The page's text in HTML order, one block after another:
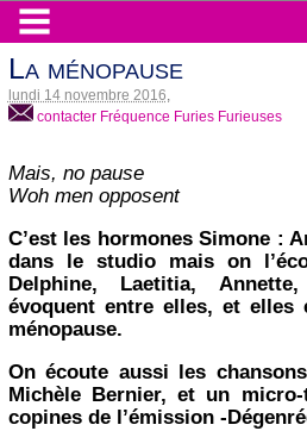
La ménopause
lundi 14 novembre 2016
contacter Fréquence Furies Furieuses
Mais, no pause
Woh men opposent
C’est les hormones Simone :
dans le studio mais on
Delphine, Laetitia,
évoquent entre elles, et elles
ménopause.
On écoute aussi les
Michèle Bernier, et un
copines de l’émission -